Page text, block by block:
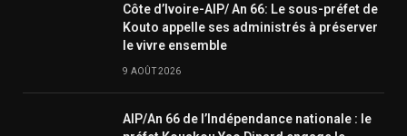
Côte d’Ivoire-AIP/ An 66: Le sous-préfet de
Kouto appelle ses administrés à préserver
le vivre ensemble
9 AOÛT 2026
AIP/An 66 de l’Indépendance nationale : le